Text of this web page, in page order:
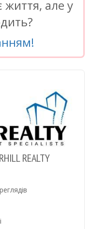
але у
REALTY